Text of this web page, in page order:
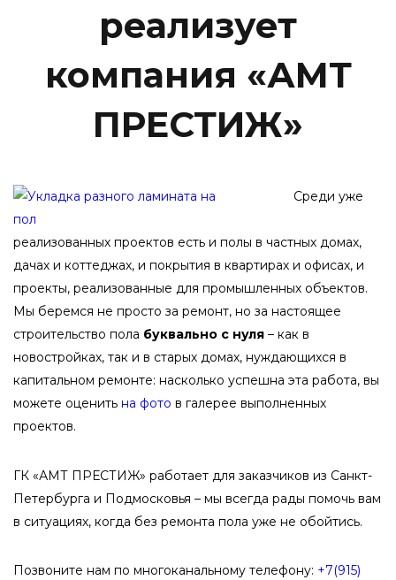
реализует
компания «АМТ
ПРЕСТИЖ»
Среди уже
реализованных проектов есть и полы в частных домах,
дачах и коттеджах, и покрытия в квартирах и офисах, и
проекты, реализованные для промышленных объектов.
Мы беремся не просто за ремонт, но за настоящее
строительство пола буквально с нуля – как в
новостройках, так и в старых домах, нуждающихся в
капитальном ремонте: насколько успешна эта работа, вы
можете оценить на фото в галерее выполненных
проектов.
ГК «АМТ ПРЕСТИЖ» работает для заказчиков из Санкт-
Петербурга и Подмосковья – мы всегда рады помочь вам
в ситуациях, когда без ремонта пола уже не обойтись.
Позвоните нам по многоканальному телефону: +7(915)